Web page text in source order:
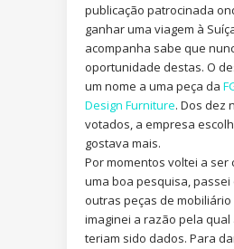
publicação patrocinada
ganhar uma viagem à
acompanha sabe que
oportunidade destas. O
um nome a uma peça da
Design Furniture. Dos dez
votados, a empresa
gostava mais.
Por momentos voltei a ser
uma boa pesquisa, passei
outras peças de mobiliário
imaginei a razão pela qual
teriam sido dados. Para